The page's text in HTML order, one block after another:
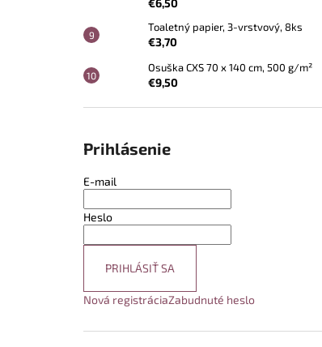
€6,50
Toaletný papier, 3-vrstvový, 8ks
€3,70
Osuška CXS 70 x 140 cm, 500 g/m²
€9,50
Prihlásenie
E-mail
Heslo
PRIHLÁSIŤ SA
Nová registráciaZabudnuté heslo